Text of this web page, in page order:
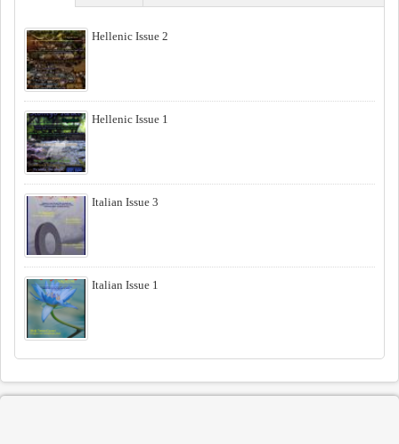
Hellenic Issue 2
Hellenic Issue 1
Italian Issue 3
Italian Issue 1